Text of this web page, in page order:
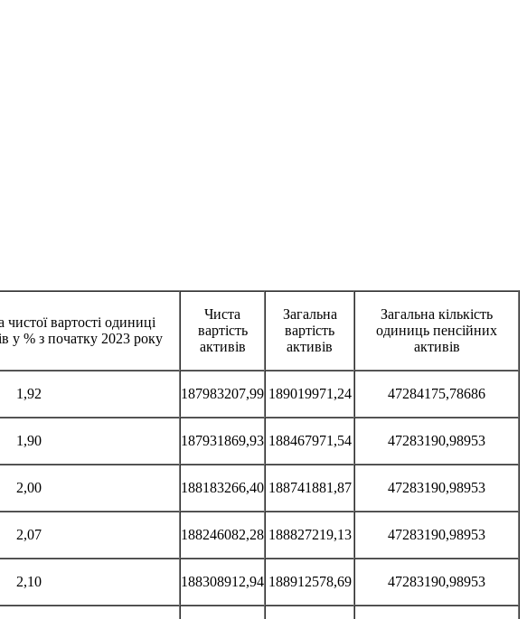
вартості одиниці
у % з початку 2023 року
Чиста
вартість
активів
Загальна
вартість
активів
Загальна кількість
одиниць пенсійних
активів
1,92 187983207,99 189019971,24 47284175,78686
1,90 187931869,93 188467971,54 47283190,98953
2,00 188183266,40 188741881,87 47283190,98953
2,07 188246082,28 188827219,13 47283190,98953
2,10 188308912,94 188912578,69 47283190,98953